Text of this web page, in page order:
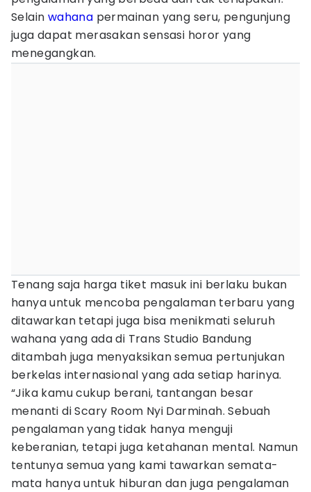
Selain wahana permainan yang seru, pengunjung
juga dapat merasakan sensasi horor yang
menegangkan.
Tenang saja harga tiket masuk ini berlaku bukan
hanya untuk mencoba pengalaman terbaru yang
ditawarkan tetapi juga bisa menikmati seluruh
wahana yang ada di Trans Studio Bandung
ditambah juga menyaksikan semua pertunjukan
berkelas internasional yang ada setiap harinya.
“Jika kamu cukup berani, tantangan besar
menanti di Scary Room Nyi Darminah. Sebuah
pengalaman yang tidak hanya menguji
keberanian, tetapi juga ketahanan mental. Namun
tentunya semua yang kami tawarkan semata-
mata hanya untuk hiburan dan juga pengalaman